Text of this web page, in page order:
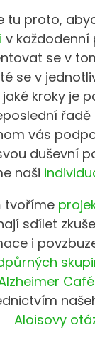
tu proto,
v každodenní
se v
se v
kroky je
vás
duševní
naši
tvoříme
sdílet
i
Café
Aloisovy